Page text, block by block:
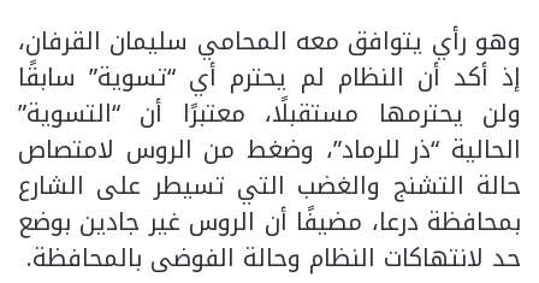
وهو رأي يتوافق معه المحامي سليمان القرفان،
إذ أكد أن النظام لم يحترم أي “تسوية” سابقًا
ولن يحترمها مستقبلًا، معتبرًا أن “التسوية”
الحالية “ذر للرماد”، وضغط من الروس لامتصاص
حالة التشنج والغضب التي تسيطر على الشارع
بمحافظة درعا، مضيفًا أن الروس غير جادين بوضع
حد لانتهاكات النظام وحالة الفوضى بالمحافظة.